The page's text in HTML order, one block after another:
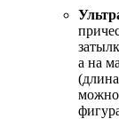
а на
можно